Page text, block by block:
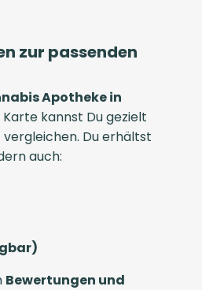
zur passenden
Apotheke in
kannst Du gezielt
Du erhältst
auch:
Bewertungen und